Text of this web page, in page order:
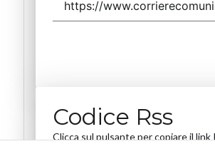
Codice Rss
Clicca sul pulsante per copiare il link